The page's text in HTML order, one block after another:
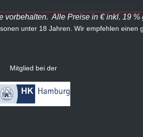
Alle Preise in € inkl. 19 %
unter 18 Jahren. Wir empfehlen einen
Mitglied bei der